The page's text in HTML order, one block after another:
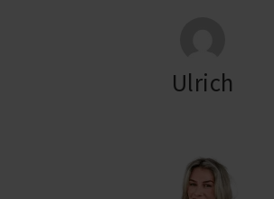
Ulrich